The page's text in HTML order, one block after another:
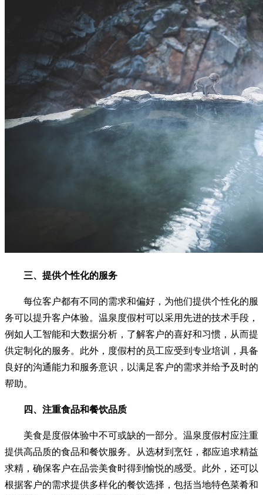
三、提供个性化的服务
每位客户都有不同的需求和偏好，为他们提供个性化的服
务可以提升客户体验。温泉度假村可以采用先进的技术手段，
例如人工智能和大数据分析，了解客户的喜好和习惯，从而提
供定制化的服务。此外，度假村的员工应受到专业培训，具备
良好的沟通能力和服务意识，以满足客户的需求并给予及时的
帮助。
四、注重食品和餐饮品质
美食是度假体验中不可或缺的一部分。温泉度假村应注重
提供高品质的食品和餐饮服务。从选材到烹饪，都应追求精益
求精，确保客户在品尝美食时得到愉悦的感受。此外，还可以
根据客户的需求提供多样化的餐饮选择，包括当地特色菜肴和